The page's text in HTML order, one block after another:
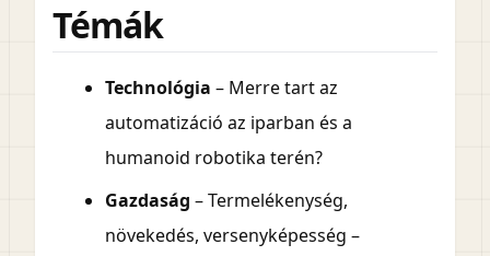
Témák
Technológia – Merre tart az
automatizáció az iparban és a
humanoid robotika terén?
Gazdaság – Termelékenység,
növekedés, versenyképesség –